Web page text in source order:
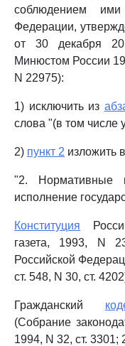
соблюдением ими
Федерации,
от 30 декабря
Минюстом России
N 22975):
1) исключить из
слова "(в том числе
2) пункт 2 изложить
"2. Нормативные
исполнение
Конституция
газета, 1993, N
Российской
ст. 548, N 30, ст.
Гражданский
(Собрание
1994, N 32, ст. 3301;